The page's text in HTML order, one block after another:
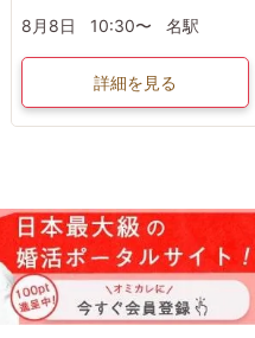
8月8日
10:30〜 名駅
詳細を見る